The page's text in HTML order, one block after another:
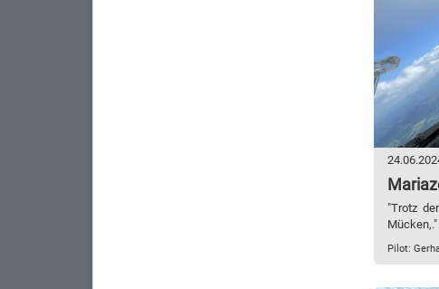
"Trotz
Mücken,."
Pilot: